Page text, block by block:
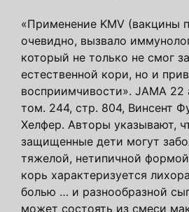
«Применение KMV (вакцины
очевидно, вызвало
который не только не смог
естественной кори, но и
восприимчивости». JAMA 22
том. 244, стр. 804, Винсент
Хелфер. Авторы указывают,
защищенные дети могут
тяжелой, нетипичной
корь характеризуется
болью … и разнообразной
может состоять из смеси